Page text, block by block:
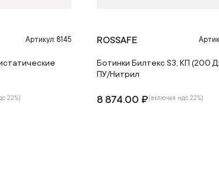
Артикул: 8145
22%)
ROSSAFE
Ботинки Билтекс S3, КП (200
ПУ/Нитрил
8 874.00 ₽(включая ндс 22%)